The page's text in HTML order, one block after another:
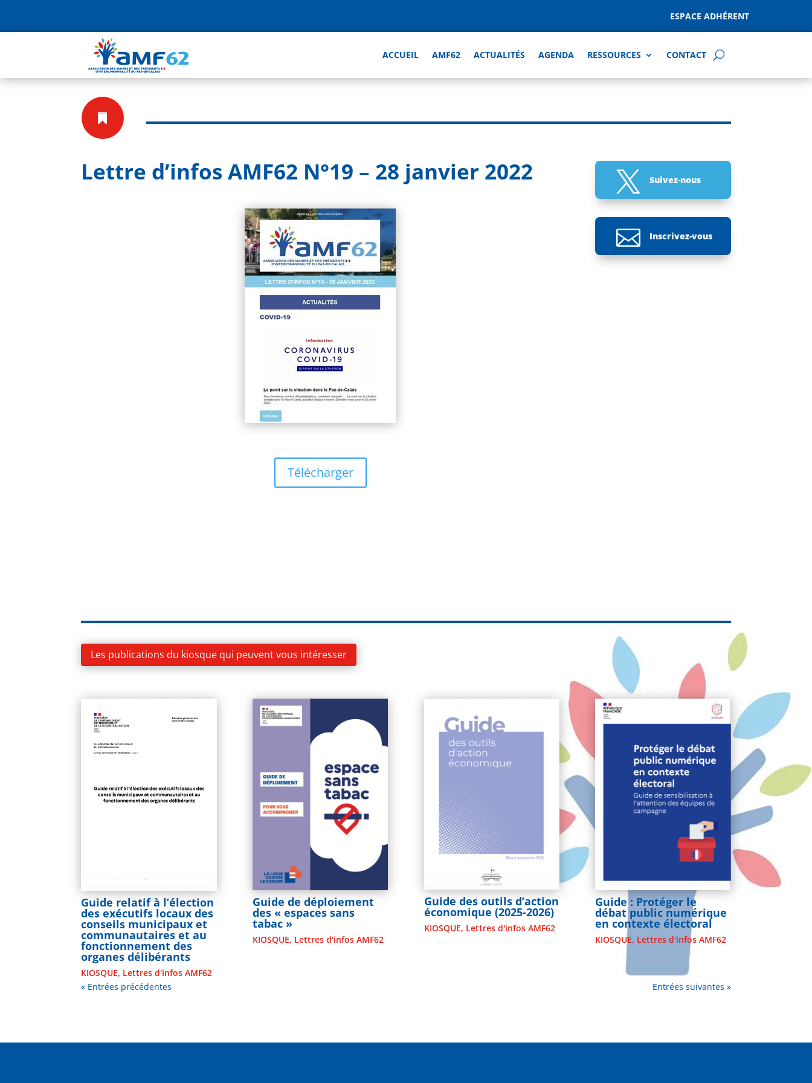
ESPACE ADHÉRENT
ACCUEIL AMF62 ACTUALITÉS AGENDA RESSOURCES CONTACT

Lettre d’infos AMF62 N°19 – 28 janvier 2022
Télécharger
 Suivez-nous
 Inscrivez-vous
Les publications du kiosque qui peuvent vous intéresser
Guide relatif à l’élection
des exécutifs locaux des
conseils municipaux et
communautaires et au
fonctionnement des
organes délibérants
KIOSQUE, Lettres d'infos AMF62
Guide de déploiement
des « espaces sans
tabac »
KIOSQUE, Lettres d'infos AMF62
Guide des outils d’action
économique (2025-2026)
KIOSQUE, Lettres d'infos AMF62
Guide : Protéger le
débat public numérique
en contexte électoral
KIOSQUE, Lettres d'infos AMF62
« Entrées précédentes Entrées suivantes »